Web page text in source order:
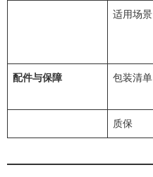
适用场景
配件与保障 包装清单
质保